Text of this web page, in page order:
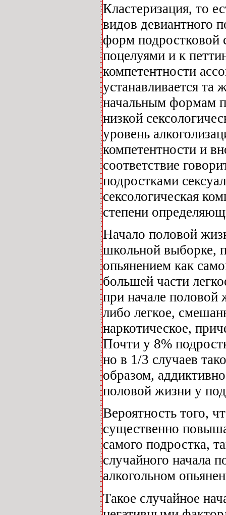
Кластеризация, то
видов девиантного
форм подростковой
поцелуями и к
компетентности
устанавливается
начальным формам
низкой
уровень
компетентности и
соответствие
подростками
сексологическая
степени
Начало половой
школьной выборке,
опьянением как
большей части
при начале половой
либо легкое,
наркотическое,
Почти у 8%
но в 1/3 случаев
образом,
половой жизни у
Вероятность того,
существенно
самого подростка,
случайного начала
алкогольном
Такое случайное